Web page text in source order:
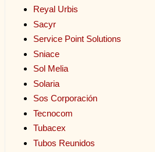
Reyal Urbis
Sacyr
Service Point Solutions
Sniace
Sol Melia
Solaria
Sos Corporación
Tecnocom
Tubacex
Tubos Reunidos